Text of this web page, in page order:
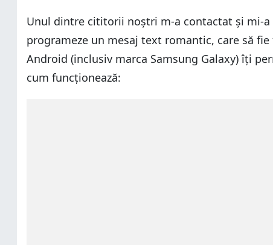
Unul dintre cititorii noștri m-a contactat și mi-a
programeze un mesaj text romantic, care să
Android (inclusiv marca Samsung Galaxy) îți
cum funcționează: